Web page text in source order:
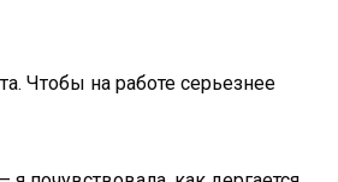
Чтобы на работе серьезнее